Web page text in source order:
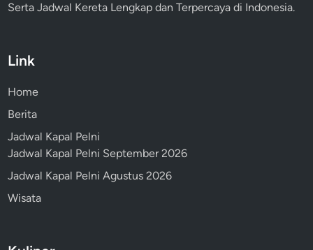
Serta Jadwal Kereta Lengkap dan Terpercaya di Indonesia.
Link
Home
Berita
Jadwal Kapal Pelni
Jadwal Kapal Pelni September 2026
Jadwal Kapal Pelni Agustus 2026
Wisata